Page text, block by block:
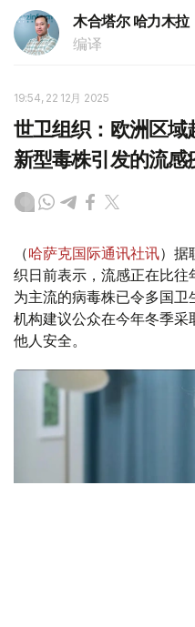
木合塔尔 哈力木拉
编译
19:54, 22 12月 2025
世卫组织：欧洲区
新型毒株引发的流感
（哈萨克国际通讯社讯）据
织日前表示，流感正在比
为主流的病毒株已令多国
机构建议公众在今年冬季
他人安全。